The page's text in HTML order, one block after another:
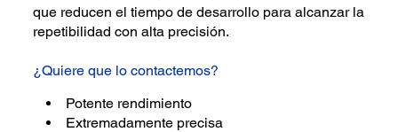
que reducen el tiempo de desarrollo para alcanzar la
repetibilidad con alta precisión.
¿Quiere que lo contactemos?
Potente rendimiento
Extremadamente precisa